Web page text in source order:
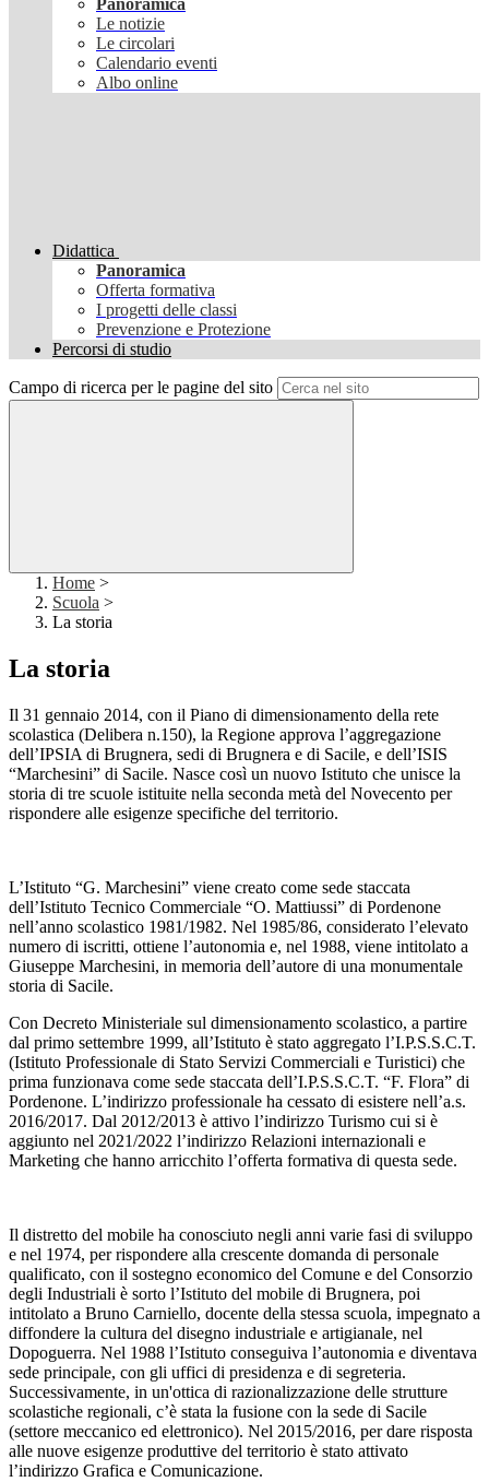
Panoramica
Le notizie
Le circolari
Calendario eventi
Albo online
Didattica
Panoramica
Offerta formativa
I progetti delle classi
Prevenzione e Protezione
Percorsi di studio
Campo di ricerca per le pagine del sito
Home >
Scuola >
La storia
La storia
Il 31 gennaio 2014, con il Piano di dimensionamento della rete
scolastica (Delibera n.150), la Regione approva l’aggregazione
dell’IPSIA di Brugnera, sedi di Brugnera e di Sacile, e dell’ISIS
“Marchesini” di Sacile. Nasce così un nuovo Istituto che unisce la
storia di tre scuole istituite nella seconda metà del Novecento per
rispondere alle esigenze specifiche del territorio.
L’Istituto “G. Marchesini” viene creato come sede staccata
dell’Istituto Tecnico Commerciale “O. Mattiussi” di Pordenone
nell’anno scolastico 1981/1982. Nel 1985/86, considerato l’elevato
numero di iscritti, ottiene l’autonomia e, nel 1988, viene intitolato a
Giuseppe Marchesini, in memoria dell’autore di una monumentale
storia di Sacile.
Con Decreto Ministeriale sul dimensionamento scolastico, a partire
dal primo settembre 1999, all’Istituto è stato aggregato l’I.P.S.S.C.T.
(Istituto Professionale di Stato Servizi Commerciali e Turistici) che
prima funzionava come sede staccata dell’I.P.S.S.C.T. “F. Flora” di
Pordenone. L’indirizzo professionale ha cessato di esistere nell’a.s.
2016/2017. Dal 2012/2013 è attivo l’indirizzo Turismo cui si è
aggiunto nel 2021/2022 l’indirizzo Relazioni internazionali e
Marketing che hanno arricchito l’offerta formativa di questa sede.
Il distretto del mobile ha conosciuto negli anni varie fasi di sviluppo
e nel 1974, per rispondere alla crescente domanda di personale
qualificato, con il sostegno economico del Comune e del Consorzio
degli Industriali è sorto l’Istituto del mobile di Brugnera, poi
intitolato a Bruno Carniello, docente della stessa scuola, impegnato a
diffondere la cultura del disegno industriale e artigianale, nel
Dopoguerra. Nel 1988 l’Istituto conseguiva l’autonomia e diventava
sede principale, con gli uffici di presidenza e di segreteria.
Successivamente, in un'ottica di razionalizzazione delle strutture
scolastiche regionali, c’è stata la fusione con la sede di Sacile
(settore meccanico ed elettronico). Nel 2015/2016, per dare risposta
alle nuove esigenze produttive del territorio è stato attivato
l’indirizzo Grafica e Comunicazione.